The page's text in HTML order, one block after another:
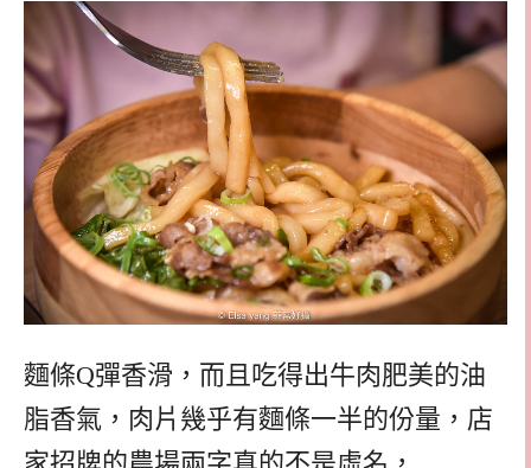
麵條Q彈香滑，而且吃得出牛肉肥美的油
脂香氣，肉片幾乎有麵條一半的份量，店